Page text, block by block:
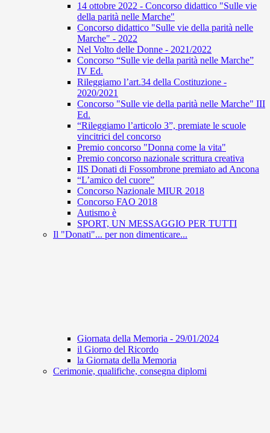
14 ottobre 2022 - Concorso didattico "Sulle vie
della parità nelle Marche"
Concorso didattico "Sulle vie della parità nelle
Marche" - 2022
Nel Volto delle Donne - 2021/2022
Concorso “Sulle vie della parità nelle Marche”
IV Ed.
Rileggiamo l’art.34 della Costituzione -
2020/2021
Concorso "Sulle vie della parità nelle Marche" III
Ed.
“Rileggiamo l’articolo 3”, premiate le scuole
vincitrici del concorso
Premio concorso "Donna come la vita"
Premio concorso nazionale scrittura creativa
IIS Donati di Fossombrone premiato ad Ancona
“L’amico del cuore”
Concorso Nazionale MIUR 2018
Concorso FAO 2018
Autismo è
SPORT, UN MESSAGGIO PER TUTTI
Il "Donati"... per non dimenticare...
Giornata della Memoria - 29/01/2024
il Giorno del Ricordo
la Giornata della Memoria
Cerimonie, qualifiche, consegna diplomi